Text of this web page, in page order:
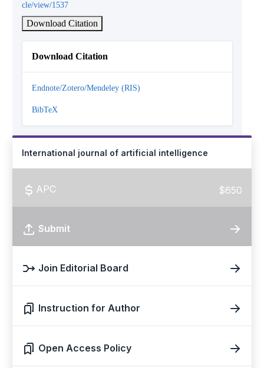
cle/view/1537
Download Citation
Download Citation
Endnote/Zotero/Mendeley (RIS)
BibTeX
International journal of artificial intelligence
APC $650
Submit
Join Editorial Board
Instruction for Author
Open Access Policy